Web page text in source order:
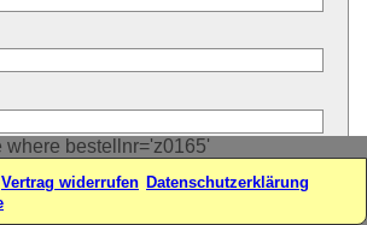
where bestellnr='z0165'
oder eintragen)
Vertrag widerrufen Datenschutzerklärung